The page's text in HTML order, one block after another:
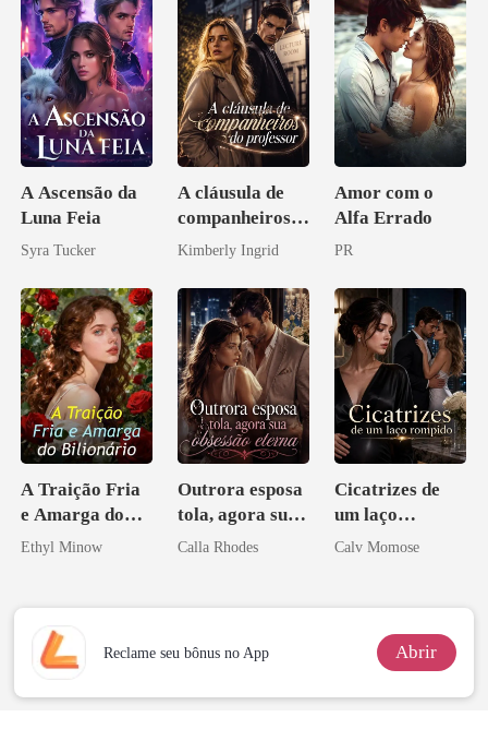
A Ascensão da
Luna Feia
Syra Tucker
A cláusula de
companheiros
do professor
Kimberly Ingrid
Amor com o
Alfa Errado
PR
A Traição Fria
e Amarga do
Bilionário
Ethyl Minow
Outrora esposa
tola, agora sua
obsessão eterna
Calla Rhodes
Cicatrizes de
um laço
rompido
Calv Momose
Reclame seu bônus no App Abrir